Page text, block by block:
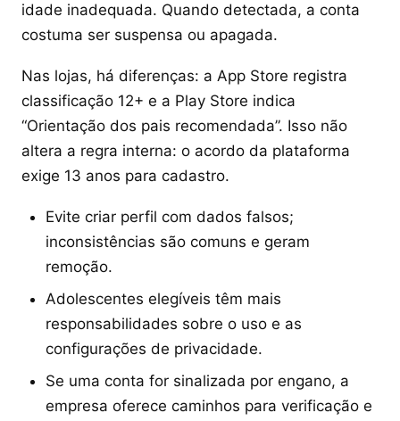
idade inadequada. Quando detectada, a conta
costuma ser suspensa ou apagada.
Nas lojas, há diferenças: a App Store registra
classificação 12+ e a Play Store indica
“Orientação dos pais recomendada”. Isso não
altera a regra interna: o acordo da plataforma
exige 13 anos para cadastro.
Evite criar perfil com dados falsos;
inconsistências são comuns e geram
remoção.
Adolescentes elegíveis têm mais
responsabilidades sobre o uso e as
configurações de privacidade.
Se uma conta for sinalizada por engano, a
empresa oferece caminhos para verificação e